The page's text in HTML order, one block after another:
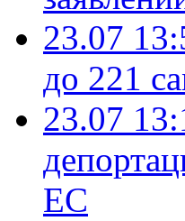
23.07
до 221
23.07
ЕС